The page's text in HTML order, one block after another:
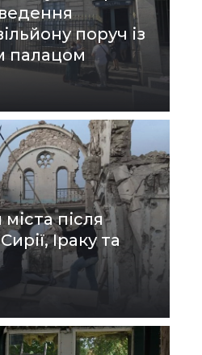
поруч із
палацом
після
Іраку та